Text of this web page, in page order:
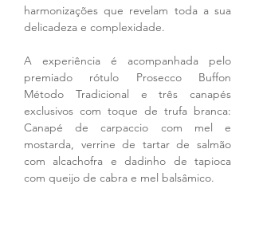
harmonizações que revelam toda a sua
delicadeza e complexidade.
A experiência é acompanhada pelo
premiado rótulo Prosecco Buffon
Método Tradicional e três canapés
exclusivos com toque de trufa branca:
Canapé de carpaccio com mel e
mostarda, verrine de tartar de salmão
com alcachofra e dadinho de tapioca
com queijo de cabra e mel balsâmico.